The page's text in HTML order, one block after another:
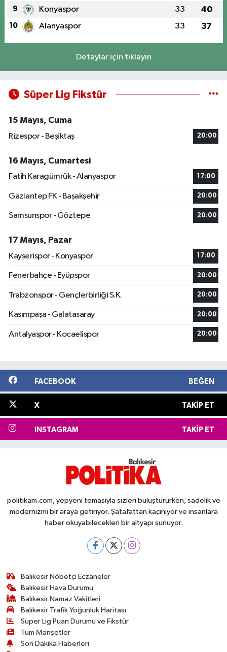
9 Konyaspor 33 40
10 Alanyaspor 33 37
Detaylar için tıklayın
Süper Lig Fikstür
15 Mayıs, Cuma
Rizespor - Beşiktaş
20:00
16 Mayıs, Cumartesi
Fatih Karagümrük - Alanyaspor
17:00
Gaziantep FK - Başakşehir 20:00
Samsunspor - Göztepe 20:00
17 Mayıs, Pazar
Kayserispor - Konyaspor
17:00
Fenerbahçe - Eyüpspor 20:00
Trabzonspor - Gençlerbirliği S.K. 20:00
Kasımpaşa - Galatasaray 20:00
Antalyaspor - Kocaelispor 20:00
FACEBOOK BEĞEN
X TAKIP ET
INSTAGRAM TAKIP ET
politikam.com, yepyeni temasıyla sizleri buluştururken, sadelik ve
modernizmi bir araya getiriyor. Şatafattan kaçınıyor ve insanlara
haber okuyabilecekleri bir altyapı sunuyor.
Balıkesir Nöbetçi Eczaneler
Balıkesir Hava Durumu
Balıkesir Namaz Vakitleri
Balıkesir Trafik Yoğunluk Haritası
Süper Lig Puan Durumu ve Fikstür
Tüm Manşetler
Son Dakika Haberleri